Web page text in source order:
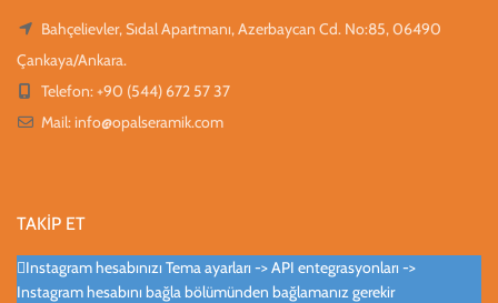
Bahçelievler, Sıdal Apartmanı, Azerbaycan Cd. No:85, 06490
Çankaya/Ankara.
Telefon: +90 (544) 672 57 37
Mail: info@opalseramik.com
TAKİP ET
Instagram hesabınızı Tema ayarları -> API entegrasyonları ->
Instagram hesabını bağla bölümünden bağlamanız gerekir